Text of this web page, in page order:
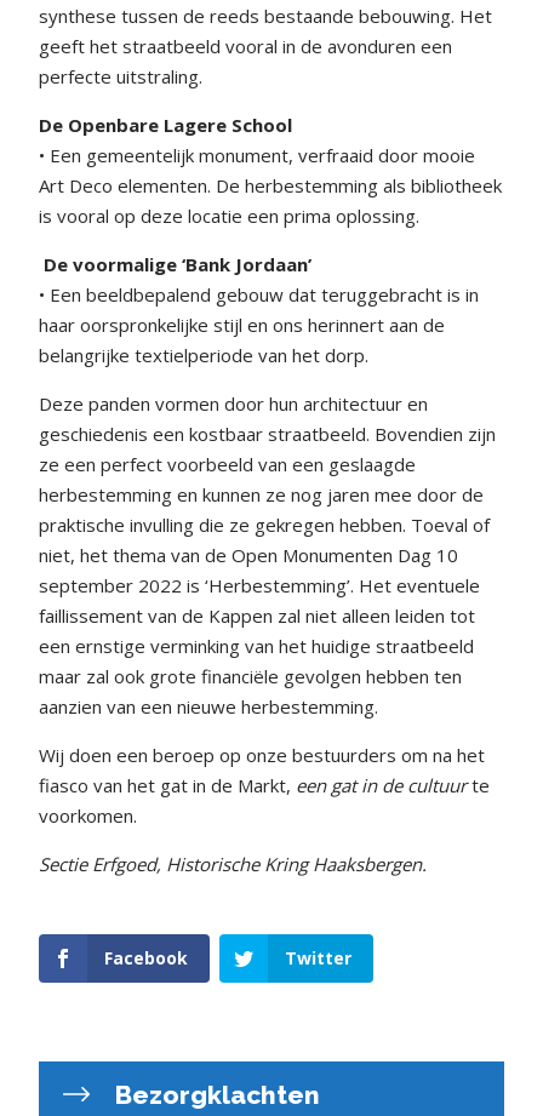
synthese tussen de reeds bestaande bebouwing. Het
geeft het straatbeeld vooral in de avonduren een
perfecte uitstraling.
De Openbare Lagere School
• Een gemeentelijk monument, verfraaid door mooie
Art Deco elementen. De herbestemming als bibliotheek
is vooral op deze locatie een prima oplossing.
De voormalige ‘Bank Jordaan’
• Een beeldbepalend gebouw dat teruggebracht is in
haar oorspronkelijke stijl en ons herinnert aan de
belangrijke textielperiode van het dorp.
Deze panden vormen door hun architectuur en
geschiedenis een kostbaar straatbeeld. Bovendien zijn
ze een perfect voorbeeld van een geslaagde
herbestemming en kunnen ze nog jaren mee door de
praktische invulling die ze gekregen hebben. Toeval of
niet, het thema van de Open Monumenten Dag 10
september 2022 is ‘Herbestemming’. Het eventuele
faillissement van de Kappen zal niet alleen leiden tot
een ernstige verminking van het huidige straatbeeld
maar zal ook grote financiële gevolgen hebben ten
aanzien van een nieuwe herbestemming.
Wij doen een beroep op onze bestuurders om na het
fiasco van het gat in de Markt, een gat in de cultuurte
voorkomen.
Sectie Erfgoed, Historische Kring Haaksbergen.
Facebook Twitter
Bezorgklachten